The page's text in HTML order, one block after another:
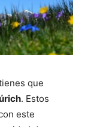
que
. Estos
este